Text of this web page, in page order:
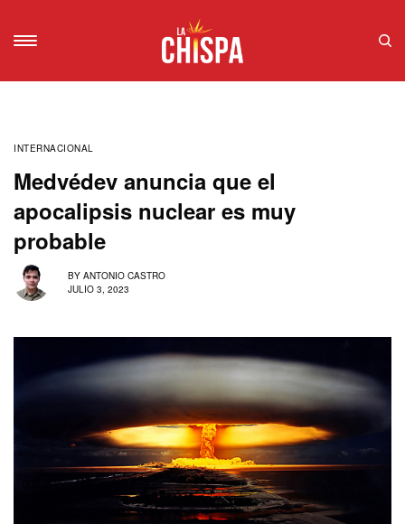
INTERNACIONAL
Medvédev anuncia que el
apocalipsis nuclear es muy
probable
BY ANTONIO CASTRO
JULIO 3, 2023